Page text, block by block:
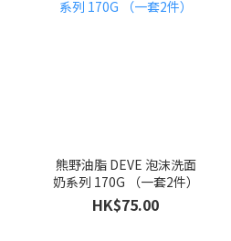
熊野油脂 DEVE 泡沫洗面
奶系列 170G （一套2件）
HK$75.00